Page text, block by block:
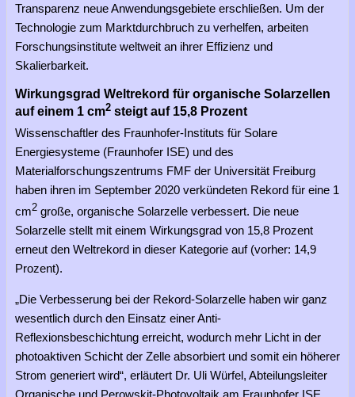
Transparenz neue Anwendungsgebiete erschließen. Um der
Technologie zum Marktdurchbruch zu verhelfen, arbeiten
Forschungsinstitute weltweit an ihrer Effizienz und
Skalierbarkeit.
Wirkungsgrad Weltrekord für organische Solarzellen
auf einem 1 cm2 steigt auf 15,8 Prozent
Wissenschaftler des Fraunhofer-Instituts für Solare
Energiesysteme (Fraunhofer ISE) und des
Materialforschungszentrums FMF der Universität Freiburg
haben ihren im September 2020 verkündeten Rekord für eine 1
cm2 große, organische Solarzelle verbessert. Die neue
Solarzelle stellt mit einem Wirkungsgrad von 15,8 Prozent
erneut den Weltrekord in dieser Kategorie auf (vorher: 14,9
Prozent).
„Die Verbesserung bei der Rekord-Solarzelle haben wir ganz
wesentlich durch den Einsatz einer Anti-
Reflexionsbeschichtung erreicht, wodurch mehr Licht in der
photoaktiven Schicht der Zelle absorbiert und somit ein höherer
Strom generiert wird“, erläutert Dr. Uli Würfel, Abteilungsleiter
Organische und Perowskit-Photovoltaik am Fraunhofer ISE